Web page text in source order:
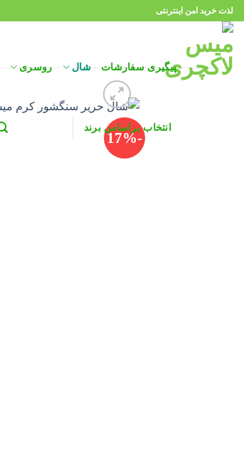
Skip
content
لذت خرید امن اینترنتی
پیگیری سفارشات شال روسری
انتخاب براساس برند
-17%